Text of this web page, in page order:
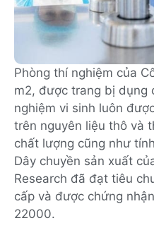
Phòng thí nghiệm của
m2, được trang bị dụng
nghiệm vi sinh luôn
trên nguyên liệu thô và
chất lượng cũng như
Dây chuyền sản xuất
Research đã đạt tiêu
cấp và được chứng
22000.